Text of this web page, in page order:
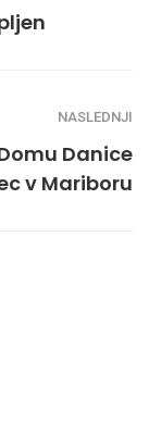
NASLEDNJI
Danice
v Mariboru